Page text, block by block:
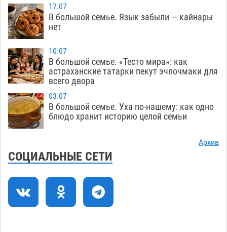
картами
11:20
Астраханцев ждут на парковом газоне с
призами и эрмитажными котами
10:43
Астраханский суд встал на сторону МЧС в
споре за возврат униформы
07.08 420
10:02
На Всероссийской Спартакиаде астраханские
гандболисты уступили казанским «драконам»
07.08
Краснодарской в Астрахани скончались
Астраханский суд оценил четыре удара по
голове полицейского в сто тысяч рублей
17.07
В большой семье. Язык забыли — кайнары
нет
10.07
В большой семье. «Тесто мира»: как
астраханские татарки пекут эчпочмаки для
всего двора
03.07
В большой семье. Уха по-нашему: как одно
блюдо хранит историю целой семьи
Архив
СОЦИАЛЬНЫЕ СЕТИ